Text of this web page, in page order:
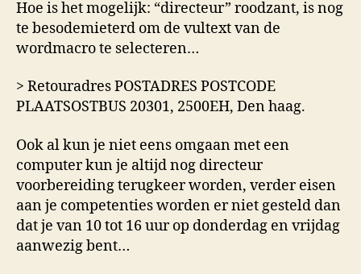
Hoe is het mogelijk: “directeur” roodzant, is nog
te besodemieterd om de vultext van de
wordmacro te selecteren…
> Retouradres POSTADRES POSTCODE
PLAATSOSTBUS 20301, 2500EH, Den haag.
Ook al kun je niet eens omgaan met een
computer kun je altijd nog directeur
voorbereiding terugkeer worden, verder eisen
aan je competenties worden er niet gesteld dan
dat je van 10 tot 16 uur op donderdag en vrijdag
aanwezig bent…